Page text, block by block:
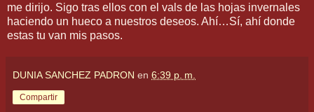
me dirijo. Sigo tras ellos con el vals de las hojas invernales
haciendo un hueco a nuestros deseos. Ahí…Sí, ahí donde
estas tu van mis pasos.
DUNIA SANCHEZ PADRON en 6:39 p. m.
Compartir